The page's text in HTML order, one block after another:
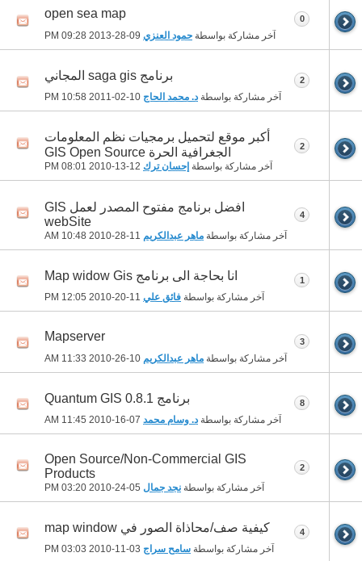
open sea map
آخر مشاركة بواسطة حمود العنزي 09:28 PM
0
برنامج saga gis المجاني
آخر مشاركة بواسطةد. محمد الحاج 10:58 PM
2
أكبر موقع لتحميل برمجيات نظم المعلومات
الجغرافية الحرة GIS Open Source
آخر مشاركة بواسطة إحسان ترك 08:01 PM
2
افضل برنامج مفتوح المصدر لعمل GIS
webSite
آخر مشاركة بواسطة ماهر عبدالكريم 10:48 AM
4
انا بحاجة الى برنامج Map widow Gis
آخر مشاركة بواسطة فائق علي 12:05 PM
1
Mapserver
آخر مشاركة بواسطة ماهر عبدالكريم 11:33 AM
3
برنامج Quantum GIS 0.8.1
آخر مشاركة بواسطةد. وسام محمد 11:45 AM
8
Open Source/Non-Commercial GIS
Products
آخر مشاركة بواسطة نجد جمال 03:20 PM
2
كيفية صف/محاذاة الصور في map window
آخر مشاركة بواسطة سامح سراج 03:03 PM
4